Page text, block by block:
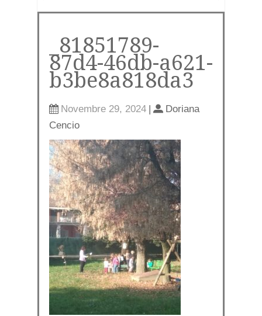
_81851789-
87d4-46db-a621-
b3be8a818da3
Novembre 29, 2024 |
Doriana
Cencio